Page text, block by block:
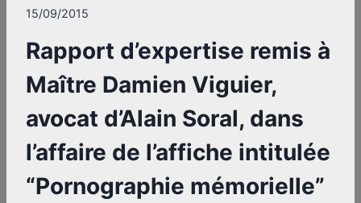
15/09/2015
Rapport d’expertise remis à
Maître Damien Viguier,
avocat d’Alain Soral, dans
l’affaire de l’affiche intitulée
“Pornographie mémorielle”